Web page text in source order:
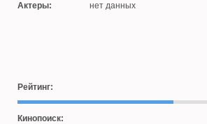
Актеры:
нет данных
Рейтинг:
Кинопоиск: